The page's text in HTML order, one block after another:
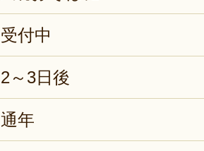
受付中
2～3日後
通年